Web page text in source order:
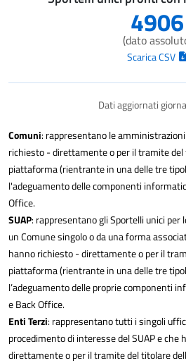
4906
(dato
Scarica CSV
Dati aggiornati
Comuni: rappresentano le
richiesto - direttamente o per il tramite
piattaforma (rientrante in una delle tre
l'adeguamento delle componenti
Office.
SUAP: rappresentano gli Sportelli unici
un Comune singolo o da una forma
hanno richiesto - direttamente o per il
piattaforma (rientrante in una delle tre
l’adeguamento delle proprie componenti
e Back Office.
Enti Terzi: rappresentano tutti i singoli
procedimento di interesse del SUAP e che
direttamente o per il tramite del titolare